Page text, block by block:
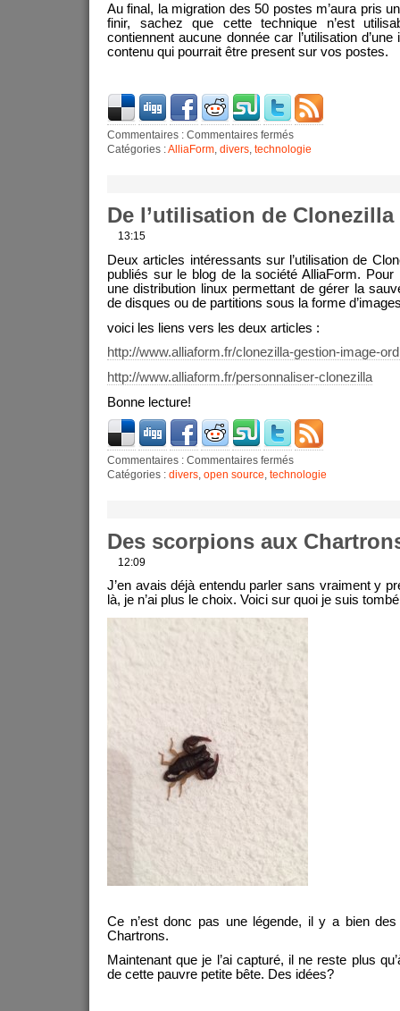
Au final, la migration des 50 postes m’aura pris
finir, sachez que cette technique n’est
contiennent aucune donnée car l’utilisation
contenu qui pourrait être present sur vos postes.
Commentaires : Commentaires fermés
Catégories :AlliaForm, divers, technologie
De l’utilisation de Clonezilla
13:15
Deux articles intéressants sur l’utilisation de
publiés sur le blog de la société AlliaForm. Pour
une distribution linux permettant de gérer la
de disques ou de partitions sous la forme
voici les liens vers les deux articles :
http://www.alliaform.fr/clonezilla-gestion-image-
http://www.alliaform.fr/personnaliser-clonezilla
Bonne lecture!
Commentaires : Commentaires fermés
Catégories : divers, open source, technologie
Des scorpions aux
12:09
J’en avais déjà entendu parler sans vraiment y
là, je n’ai plus le choix. Voici sur quoi je suis
Ce n’est donc pas une légende, il y a bien
Chartrons.
Maintenant que je l’ai capturé, il ne reste plus
de cette pauvre petite bête. Des idées?